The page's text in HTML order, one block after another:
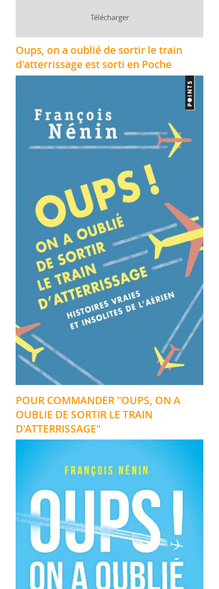
Télécharger
Oups, on a oublié de sortir le train
d'atterrissage est sorti en Poche
POUR COMMANDER "OUPS, ON A
OUBLIE DE SORTIR LE TRAIN
D'ATTERRISSAGE"